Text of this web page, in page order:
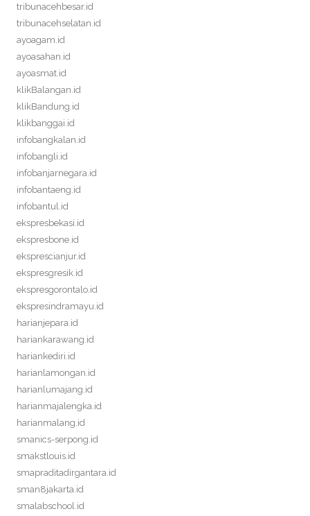
tribunacehbesar.id
tribunacehselatan.id
ayoagam.id
ayoasahan.id
ayoasmat.id
klikBalangan.id
klikBandung.id
klikbanggai.id
infobangkalan.id
infobangli.id
infobanjarnegara.id
infobantaeng.id
infobantul.id
ekspresbekasi.id
ekspresbone.id
eksprescianjur.id
ekspresgresik.id
ekspresgorontalo.id
ekspresindramayu.id
harianjepara.id
hariankarawang.id
hariankediri.id
harianlamongan.id
harianlumajang.id
harianmajalengka.id
harianmalang.id
smanics-serpong.id
smakstlouis.id
smapraditadirgantara.id
sman8jakarta.id
smalabschool.id